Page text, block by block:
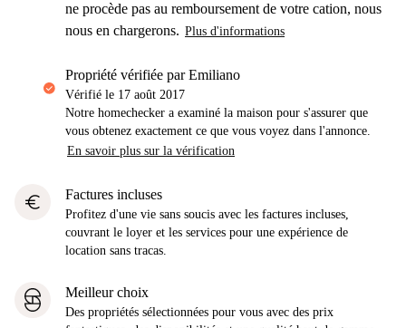
ne procède pas au remboursement de votre cation, nous
nous en chargerons. Plus d'informations
propriété vérifiée par Emiliano
Vérifié le 17 août 2017
Notre homechecker a examiné la maison pour s'assurer que
vous obtenez exactement ce que vous voyez dans l'annonce.
En savoir plus sur la vérification
euro Factures incluses
Profitez d'une vie sans soucis avec les factures incluses,
couvrant le loyer et les services pour une expérience de
location sans tracas.
Meilleur choix
Des propriétés sélectionnées pour vous avec des prix